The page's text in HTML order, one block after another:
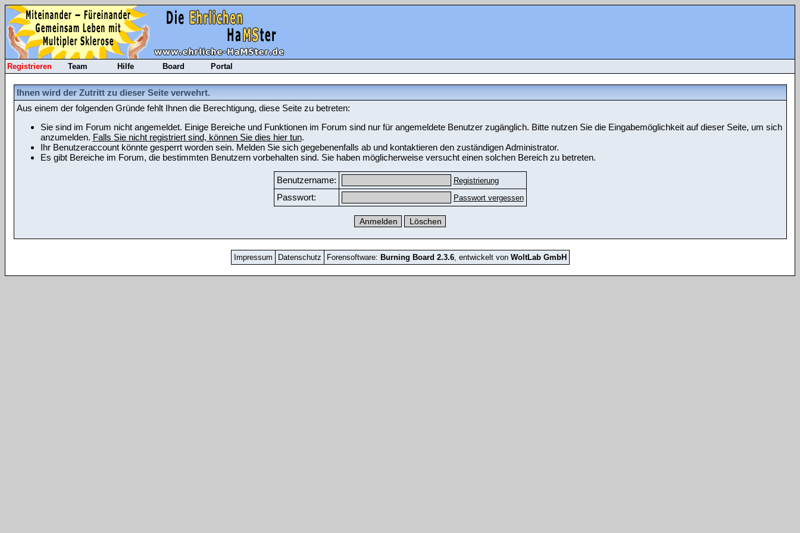
Registrieren Team Hilfe Board Portal
Ihnen wird der Zutritt zu dieser Seite verwehrt.
Aus einem der folgenden Gründe fehlt Ihnen die Berechtigung, diese Seite zu betreten:
Sie sind im Forum nicht angemeldet. Einige Bereiche und Funktionen im Forum sind nur für angemeldete Benutzer zugänglich. Bitte nutzen Sie die Eingabemöglichkeit auf dieser Seite, um sich
anzumelden. Falls Sie nicht registriert sind, können Sie dies hier tun.
Ihr Benutzeraccount könnte gesperrt worden sein. Melden Sie sich gegebenenfalls ab und kontaktieren den zuständigen Administrator.
Es gibt Bereiche im Forum, die bestimmten Benutzern vorbehalten sind. Sie haben möglicherweise versucht einen solchen Bereich zu betreten.
Benutzername: Registrierung
Passwort: Passwort vergessen
Impressum Datenschutz Forensoftware: Burning Board 2.3.6, entwickelt von WoltLab GmbH